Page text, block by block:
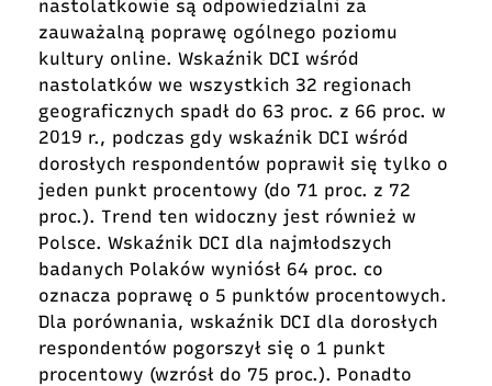
nastolatkowie są odpowiedzialni za
zauważalną poprawę ogólnego poziomu
kultury online. Wskaźnik DCI wśród
nastolatków we wszystkich 32 regionach
geograficznych spadł do 63 proc. z 66 proc. w
2019 r., podczas gdy wskaźnik DCI wśród
dorosłych respondentów poprawił się tylko o
jeden punkt procentowy (do 71 proc. z 72
proc.). Trend ten widoczny jest również w
Polsce. Wskaźnik DCI dla najmłodszych
badanych Polaków wyniósł 64 proc. co
oznacza poprawę o 5 punktów procentowych.
Dla porównania, wskaźnik DCI dla dorosłych
respondentów pogorszył się o 1 punkt
procentowy (wzrósł do 75 proc.). Ponadto